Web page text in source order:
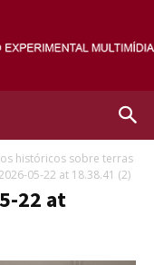
históricos sobre terras
05-22 at 18.38.41 (2)
22 at